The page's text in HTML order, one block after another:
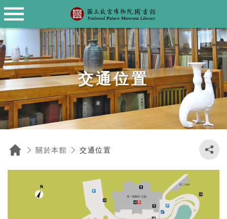
關於本館
圖書館沿革
館藏特色
閱覽規定
資料閱覽抄錄複製收費標準
開放時間
館藏目錄
館藏書目查詢
同仁研究報告
資料庫檢索
院藏圖書文獻類資料庫
故宮典藏資料檢索系統
故宮文物月刊、學術季刊資料庫
電子資料庫
西文電子期刊
繁體中文電子期刊
薦購圖書資料
薦購圖書資料
館際合作
館際合作服務說明
聯合目錄
公布欄
最新消息
研討會資源
常見問題
圖書館常見問題集
Language
English
日本語
故宮網站 交通位置
關於本館 交通位置